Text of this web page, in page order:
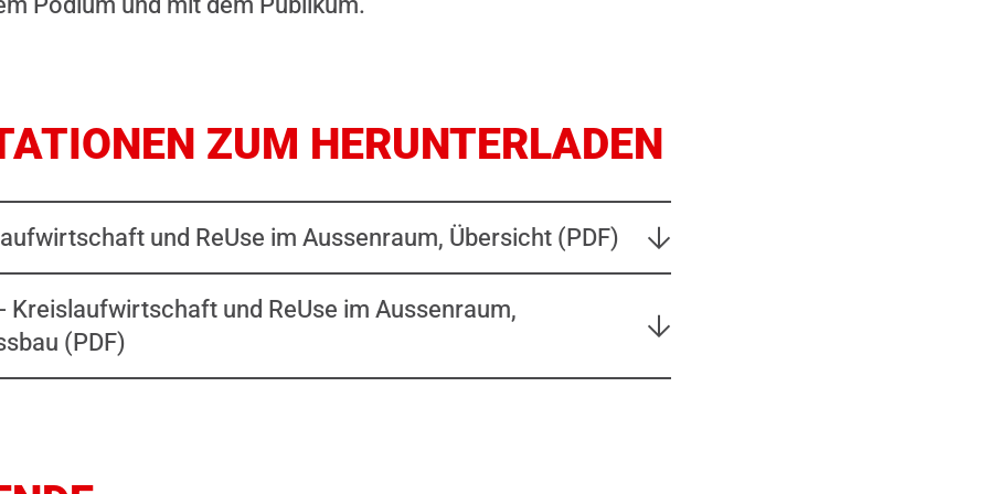
ZUM HERUNTERLADEN
und ReUse im Aussenraum, Übersicht (PDF)
Kreislaufwirtschaft und ReUse im Aussenraum,
(PDF)